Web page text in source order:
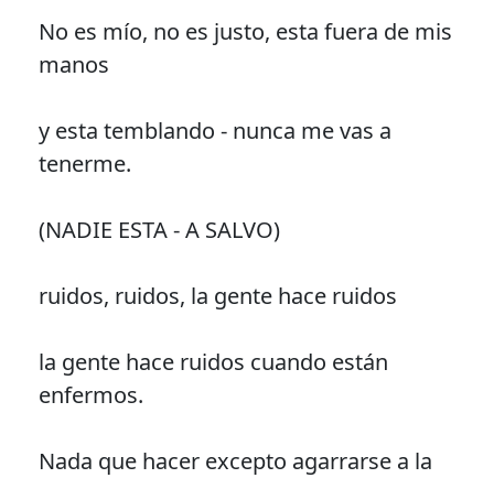
No es mío, no es justo, esta fuera de mis
manos
y esta temblando - nunca me vas a
tenerme.
(NADIE ESTA - A SALVO)
ruidos, ruidos, la gente hace ruidos
la gente hace ruidos cuando están
enfermos.
Nada que hacer excepto agarrarse a la